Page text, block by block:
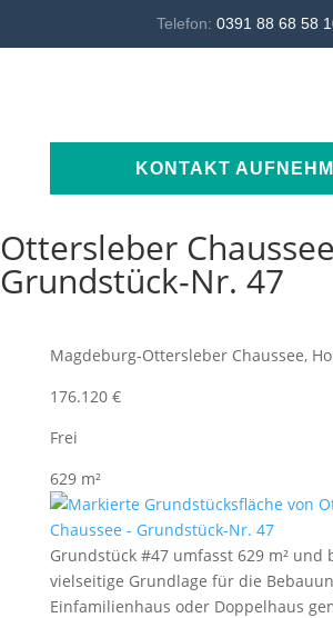
Telefon: 0391 88 68 58
KONTAKT
Ottersleber
Grundstück-Nr. 47
Magdeburg-Ottersleber Chaussee,
176.120 €
Frei
629 m²
Grundstück #47 umfasst 629 m² und
vielseitige Grundlage für die
Einfamilienhaus oder Doppelhaus